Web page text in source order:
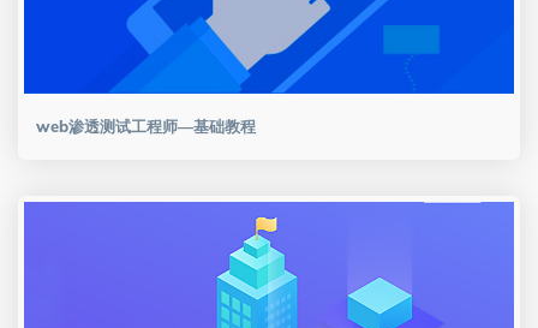
web渗透测试工程师—基础教程